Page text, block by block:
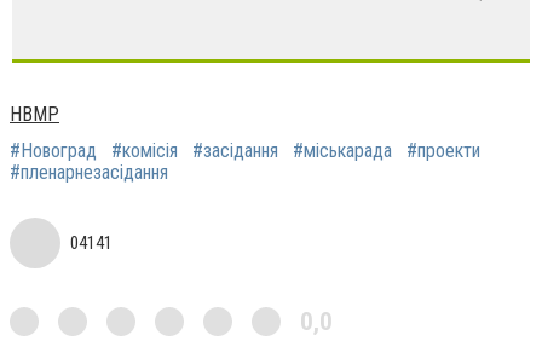
НВМР
#Новоград
#комісія #засідання #міськарада
#проекти
#пленарнезасідання
04141
0,0